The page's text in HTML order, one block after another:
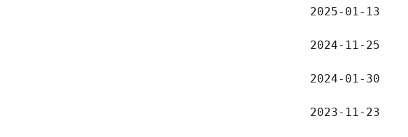
2025-01-13
2024-11-25
2024-01-30
2023-11-23